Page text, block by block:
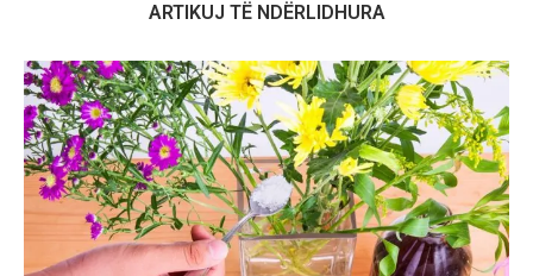
ARTIKUJ TË NDËRLIDHURA